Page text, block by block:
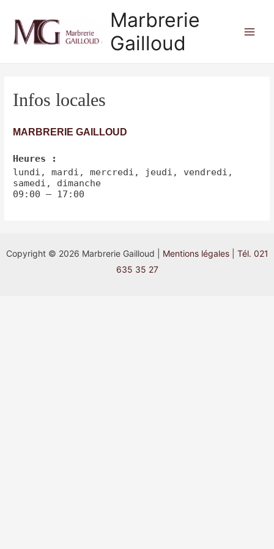
Marbrerie
Gailloud
Infos locales
MARBRERIE GAILLOUD
Heures :
lundi, mardi, mercredi, jeudi, vendredi,
samedi, dimanche
09:00 – 17:00
Copyright © 2026 Marbrerie Gailloud | Mentions légales| Tél. 021
635 35 27